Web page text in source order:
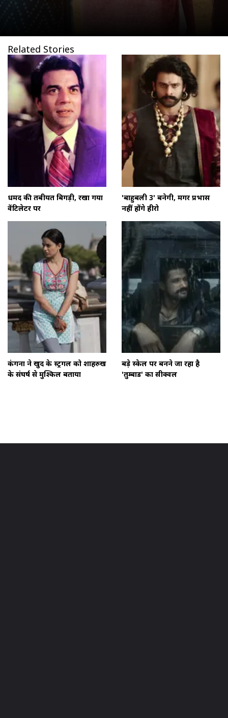
Related Stories
धर्मेंद की तबीयत बिगड़ी, रखा गया
वेंटिलेटर पर
'बाहुबली 3' बनेगी, मगर प्रभास
नहीं होंगे हीरो
कंगना ने खुद के स्ट्रगल को शाहरुख
के संघर्ष से मुश्किल बताया
बड़े स्केल पर बनने जा रहा है
'तुम्बाड' का सीक्वल